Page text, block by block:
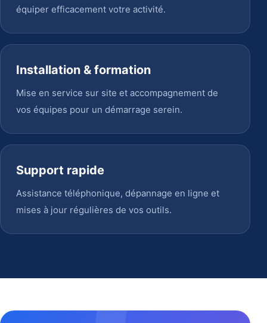
équiper efficacement votre activité.
Installation & formation
Mise en service sur site et accompagnement de
vos équipes pour un démarrage serein.
Support rapide
Assistance téléphonique, dépannage en ligne et
mises à jour régulières de vos outils.